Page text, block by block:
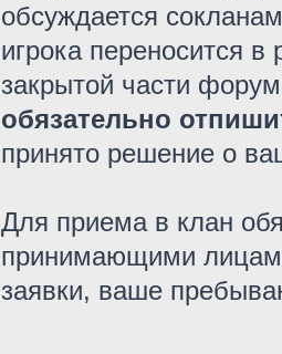
обсуждается
игрока переносится в
закрытой части
обязательно
принято решение о
Для приема в клан
принимающими
заявки, ваше